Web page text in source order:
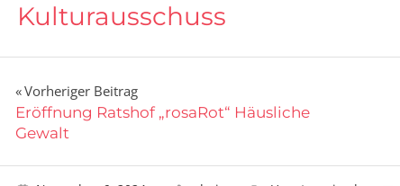
Kulturausschuss
Beitragsnavigation
Vorheriger Beitrag
Eröffnung Ratshof „rosaRot“ Häusliche
Gewalt